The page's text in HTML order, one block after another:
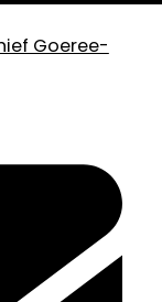
Goeree-